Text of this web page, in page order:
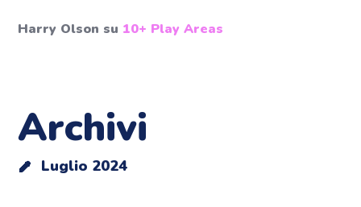
Harry Olson su 10+ Play Areas
Archivi
Luglio 2024